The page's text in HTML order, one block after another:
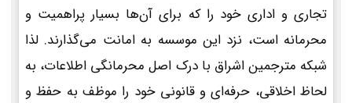
تجاری و اداری خود را که برای آن‌ها بسیار پراهمیت و
محرمانه است، نزد این موسسه به امانت می‌گذارند. لذا
شبکه مترجمین اشراق با درک اصل محرمانگی اطلاعات، به
لحاظ اخلاقی، حرفه‌ای و قانونی خود را موظف به حفظ و